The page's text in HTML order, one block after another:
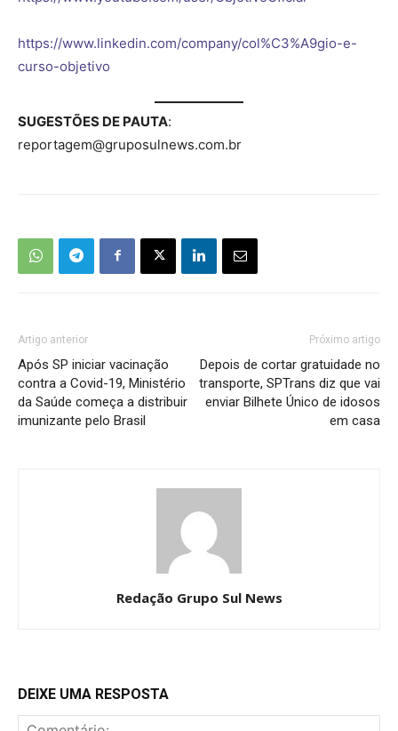
https://www.linkedin.com/company/col%C3%A9gio-e-
curso-objetivo
SUGESTÕES DE PAUTA:
reportagem@gruposulnews.com.br
Artigo anterior
Após SP iniciar vacinação
contra a Covid-19, Ministério
da Saúde começa a distribuir
imunizante pelo Brasil
Próximo artigo
Depois de cortar gratuidade no
transporte, SPTrans diz que vai
enviar Bilhete Único de idosos
em casa
Redação Grupo Sul News
DEIXE UMA RESPOSTA